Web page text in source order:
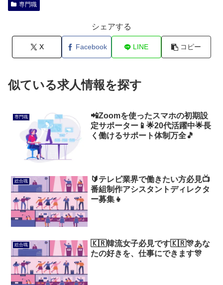
専門職
シェアする
X Facebook LINE コピー
似ている求人情報を探す
専門職
📲Zoomを使ったスマホの初期設
定サポーター📱🌟20代活躍中🌟長
く働けるサポート体制万全🎵
総合職
🔰テレビ業界で働きたい方必見📺
番組制作アシスタントディレクタ
ー募集👧
総合職
🇰🇷韓流女子必見です🇰🇷🎊あな
たの好きを、仕事にできます🎊